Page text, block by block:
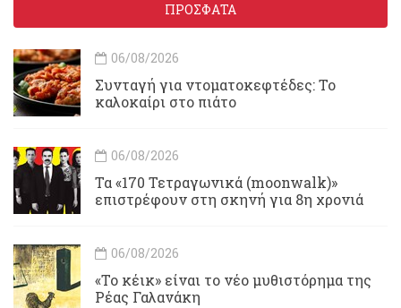
ΠΡΟΣΦΑΤΑ
06/08/2026
Συνταγή για ντοματοκεφτέδες: Το
καλοκαίρι στο πιάτο
06/08/2026
Τα «170 Τετραγωνικά (moonwalk)»
επιστρέφουν στη σκηνή για 8η χρονιά
06/08/2026
«Το κέικ» είναι το νέο μυθιστόρημα της
Ρέας Γαλανάκη